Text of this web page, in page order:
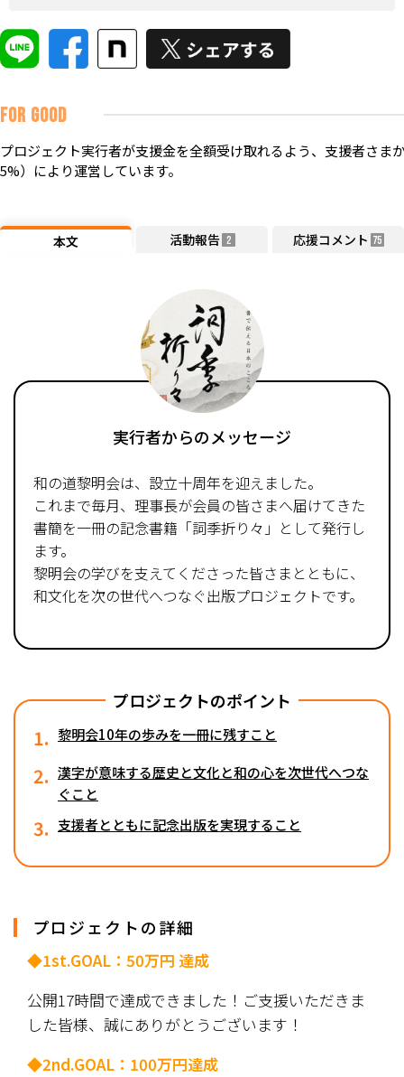
FOR GOOD
プロジェクト実行者が支援金を全額受け取れるよう、支援者さま
5%）により運営しています。
本文 活動報告 2 応援コメント 75
実行者からのメッセージ
和の道黎明会は、設立十周年を迎えました。
これまで毎月、理事長が会員の皆さまへ届けてきた
書簡を一冊の記念書籍「詞季折り々」として発行し
ます。
黎明会の学びを支えてくださった皆さまとともに、
和文化を次の世代へつなぐ出版プロジェクトです。
プロジェクトのポイント
1. 黎明会10年の歩みを一冊に残すこと
2. 漢字が意味する歴史と文化と和の心を次世代へつな
ぐこと
3. 支援者とともに記念出版を実現すること
プロジェクトの詳細
◆1st.GOAL：50万円 達成
公開17時間で達成できました！ご支援いただきま
した皆様、誠にありがとうございます！
◆2nd.GOAL：100万円達成